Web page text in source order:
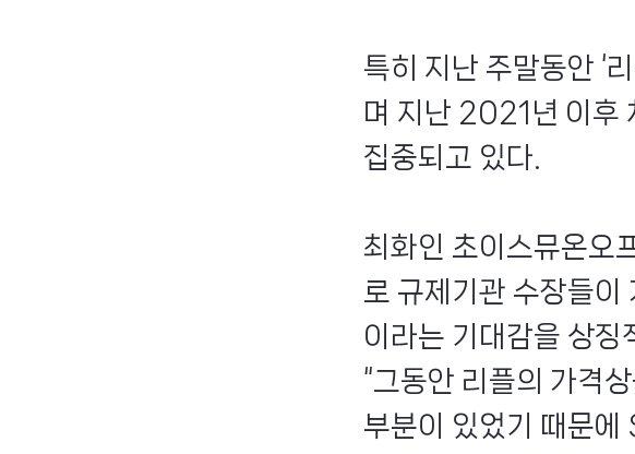
특히 지난 주말동안 ‘
며 지난 2021년 이후
집중되고 있다.
최화인 초이스뮤온오
로 규제기관 수장들이
이라는 기대감을 상징
“그동안 리플의 가격
부분이 있었기 때문에